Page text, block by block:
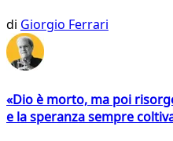
di Giorgio Ferrari
«Dio è morto, ma poi
e la speranza sempre